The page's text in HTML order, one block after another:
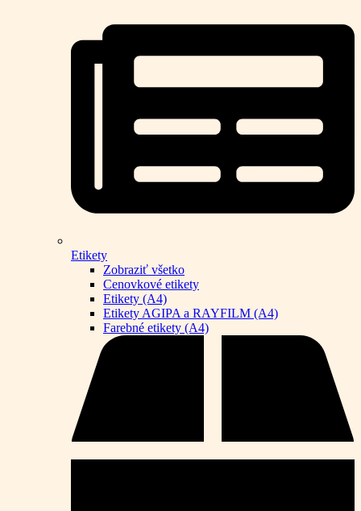
Etikety
Zobraziť všetko
Cenovkové etikety
Etikety (A4)
Etikety AGIPA a RAYFILM (A4)
Farebné etikety (A4)